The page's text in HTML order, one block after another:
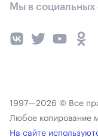
Мы в социальных
1997—2026 © Все
Любое копирование
На сайте